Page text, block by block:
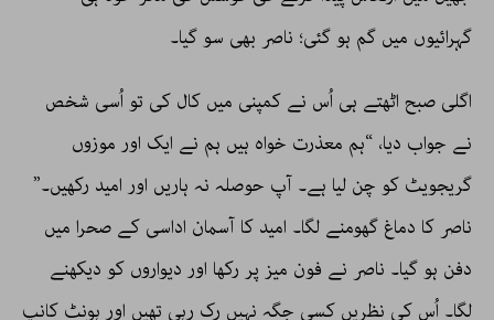
گہرائیوں میں گم ہو گئی؛ ناصر بھی سو گیا۔
اگلی صبح اٹھتے ہی اُس نے کمپنی میں کال کی تو اُسی شخص
نے جواب دیا، “ہم معذرت خواہ ہیں ہم نے ایک اور موزوں
گریجویٹ کو چن لیا ہے۔ آپ حوصلہ نہ ہاریں اور امید رکھیں۔”
ناصر کا دماغ گھومنے لگا۔ امید کا آسمان اداسی کے صحرا میں
دفن ہو گیا۔ ناصر نے فون میز پر رکھا اور دیواروں کو دیکھنے
لگا۔ اُس کی نظریں کسی جگہ نہیں رک رہی تھیں اور ہونٹ کانپ